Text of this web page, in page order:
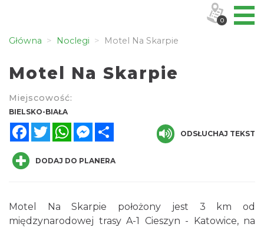
Główna Noclegi Motel Na Skarpie
Motel Na Skarpie
Miejscowość:
BIELSKO-BIAŁA
FacebookTwitterWhatsAppMessenger
ODSŁUCHAJ TEKST
DODAJ DO PLANERA
Motel Na Skarpie położony jest 3 km od
międzynarodowej trasy A-1 Cieszyn - Katowice, na
0